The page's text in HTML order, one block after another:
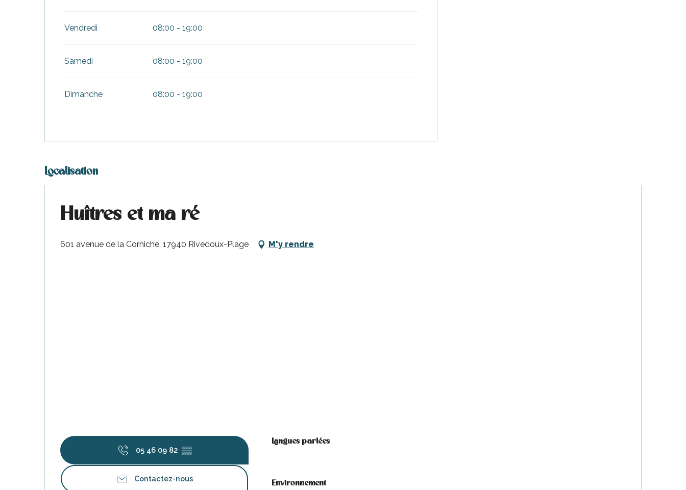
Vendredi 08:00 - 19:00
Samedi 08:00 - 19:00
Dimanche 08:00 - 19:00
Localisation
Huîtres et ma ré
601 avenue de la Corniche, 17940 Rivedoux-Plage M'y rendre
05 46 09 82 ▒▒
Contactez-nous
Langues parlées
Langues parlées
Environnement
Environnement